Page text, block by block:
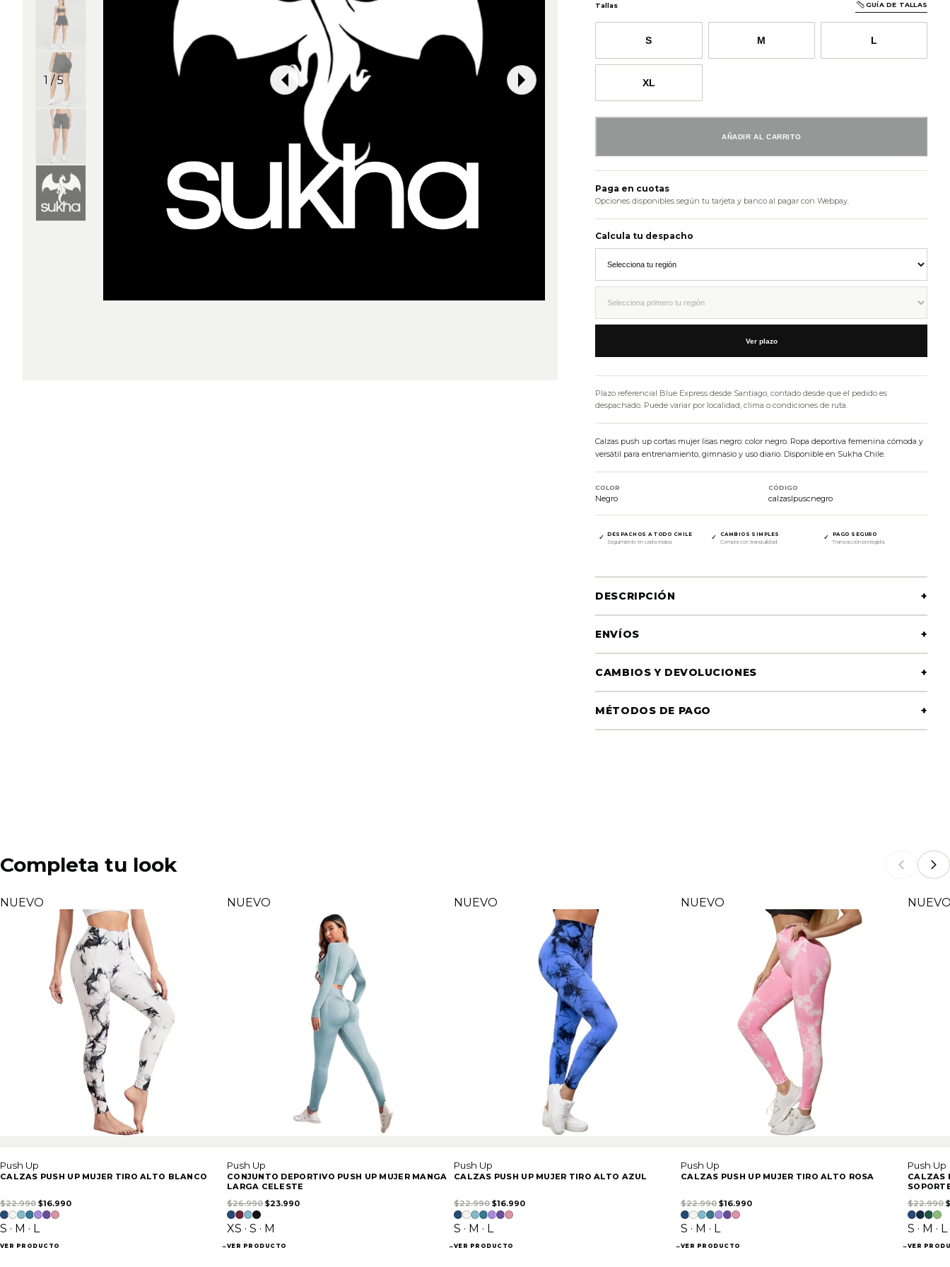
1 / 5
Tallas GUÍA DE TALLAS
S M L
XL
AÑADIR AL CARRITO
Paga en cuotas
Opciones disponibles según tu tarjeta y banco al pagar con Webpay.
Calcula tu despacho
Ver plazo
Plazo referencial Blue Express desde Santiago, contado desde que el pedido es
despachado. Puede variar por localidad, clima o condiciones de ruta.
Calzas push up cortas mujer lisas negro: color negro. Ropa deportiva femenina cómoda y
versátil para entrenamiento, gimnasio y uso diario. Disponible en Sukha Chile.
COLOR
Negro
CÓDIGO
calzaslpuscnegro
✓ DESPACHOS A TODO CHILE
Seguimiento en cada etapa.
✓
CAMBIOS SIMPLES
Compra con tranquilidad.
✓
PAGO SEGURO
Transacción protegida.
DESCRIPCIÓN +
ENVÍOS +
CAMBIOS Y DEVOLUCIONES +
MÉTODOS DE PAGO +
Completa tu look
NUEVO
Push Up
CALZAS PUSH UP MUJER TIRO ALTO BLANCO
$22.990 El precio original era: $22.990.
$16.990El precio actual es: $16.990.
S · M · L
VER PRODUCTO →
NUEVO
Push Up
CONJUNTO DEPORTIVO PUSH UP MUJER MANGA
LARGA CELESTE
$26.990 El precio original era: $26.990.
$23.990El precio actual es: $23.990.
XS · S · M
VER PRODUCTO →
NUEVO
Push Up
CALZAS PUSH UP MUJER TIRO ALTO AZUL
$22.990 El precio original era: $22.990.
$16.990El precio actual es: $16.990.
S · M · L
VER PRODUCTO →
NUEVO
Push Up
CALZAS PUSH UP MUJER TIRO ALTO ROSA
$22.990 El precio original era: $22.990.
$16.990El precio actual es: $16.990.
S · M · L
VER PRODUCTO →
Push Up
CALZAS
$22.990 $
S · M · L
VER